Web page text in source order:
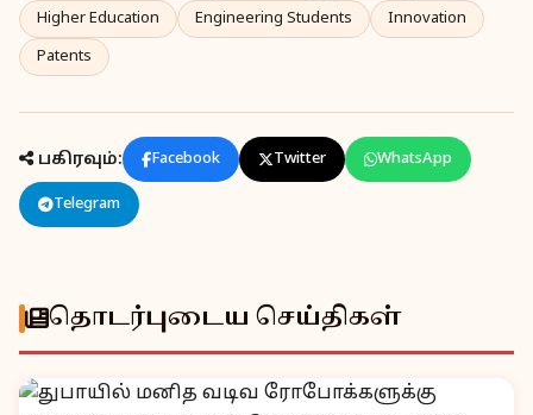
Higher Education
Engineering Students
Innovation
Patents
பகிரவும்: Facebook Twitter WhatsApp
Telegram
தொடர்புடைய செய்திகள்